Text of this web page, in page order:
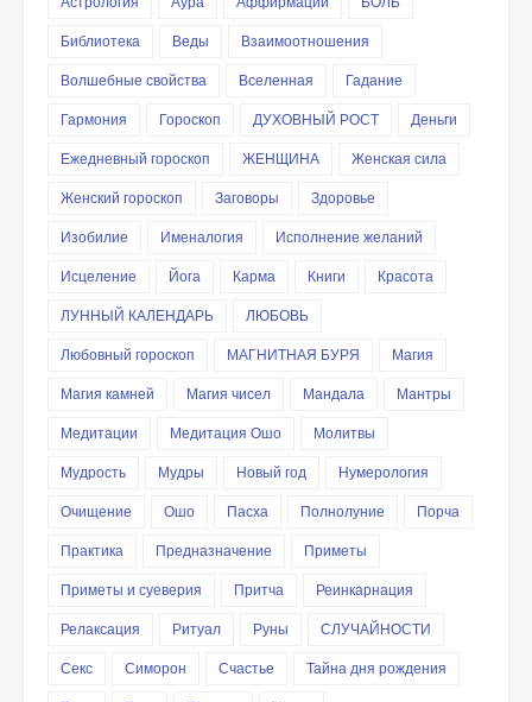
Библиотека
Веды
Взаимоотношения
Волшебные свойства
Вселенная
Гадание
Гармония
Гороскоп ДУХОВНЫЙ РОСТ
Деньги
Ежедневный гороскоп
ЖЕНЩИНА
Женская сила
Женский гороскоп
Заговоры
Здоровье
Изобилие
Именалогия
Исполнение желаний
Исцеление
Йога Карма Книги
Красота
ЛУННЫЙ КАЛЕНДАРЬ
ЛЮБОВЬ
Любовный гороскоп
МАГНИТНАЯ БУРЯ
Магия
Магия камней
Магия чисел Мандала
Мантры
Медитации
Медитация Ошо
Молитвы
Мудрость
Мудры Новый год
Нумерология
Очищение
Ошо Пасха Полнолуние
Порча
Практика
Предназначение
Приметы
Приметы и суеверия
Притча
Реинкарнация
Релаксация
Ритуал Руны
СЛУЧАЙНОСТИ
Секс
Симорон Счастье
Тайна дня рождения